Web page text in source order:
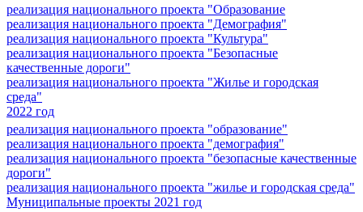
реализация национального проекта "Образование
реализация национального проекта "Демография"
реализация национального проекта "Культура"
реализация национального проекта "Безопасные
качественные дороги"
реализация национального проекта "Жилье и городская
среда"
2022 год
реализация национального проекта "образование"
реализация национального проекта "демография"
реализация национального проекта "безопасные качественные
дороги"
реализация национального проекта "жилье и городская среда"
Муниципальные проекты 2021 год